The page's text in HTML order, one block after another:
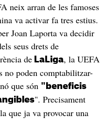
neix arran de les famoses
va activar fa tres estius.
Joan Laporta va decidir
seus drets de
deLaLiga, la UEFA
no poden comptabilitzar-
que són "beneficis
". Precisament
que ja va provocar una